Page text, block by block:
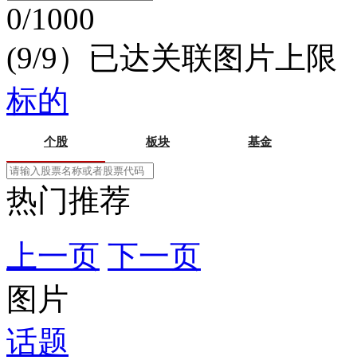
0/1000
(9/9）已达关联图片上限
标的
个股 板块 基金
热门推荐
上一页 下一页
图片
话题